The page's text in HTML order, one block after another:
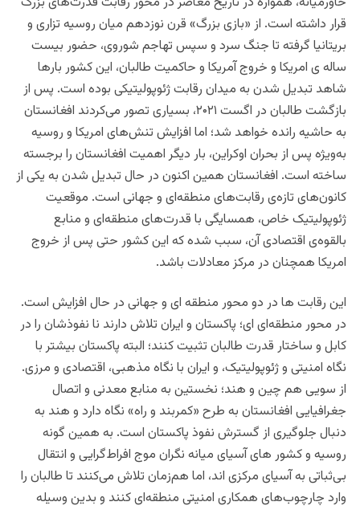
قرار داشته است. از «بازی بزرگ» قرن نوزدهم میان روسیه تزاری و
بریتانیا گرفته تا جنگ سرد و سپس تهاجم شوروی، حضور بیست‌
ساله ی امریکا و خروج آمریکا و حاکمیت طالبان، این کشور بارها
شاهد تبدیل شدن به میدان رقابت ژئوپولیتیکی بوده است. پس از
بازگشت طالبان در اگست ۲۰۲۱، بسیاری تصور می‌کردند افغانستان
به حاشیه رانده خواهد شد؛ اما افزایش تنش‌های امریکا و روسیه
به‌ویژه پس از بحران اوکراین، بار دیگر اهمیت افغانستان را برجسته
ساخته است. افغانستان همین اکنون در حال تبدیل شدن به یکی از
کانون‌های تازه‌ی رقابت‌های منطقه‌ای و جهانی است. موقعیت
ژئوپولیتیک خاص، همسایگی با قدرت‌های منطقه‌ای و منابع
بالقوه‌ی اقتصادی آن، سبب شده که این کشور حتی پس از خروج
امریکا همچنان در مرکز معادلات باشد.
این رقابت ها در دو محور منطقه ای و جهانی در حال افزایش است.
در محور منطقه‌ای ای؛ پاکستان و ایران تلاش دارند نا نفوذشان را در
کابل و ساختار قدرت طالبان تثبیت کنند؛ البته پاکستان بیشتر با
نگاه امنیتی و ژئوپولیتیک، و ایران با نگاه مذهبی، اقتصادی و مرزی.
از سویی هم چین و هند؛ نخستین به منابع معدنی و اتصال
جغرافیایی افغانستان به طرح «کمربند و راه» نگاه دارد و هند به
دنبال جلوگیری از گسترش نفوذ پاکستان است. به همین گونه
روسیه و کشور های آسیای میانه نگران موج افراط‌گرایی و انتقال
بی‌ثباتی به آسیای مرکزی اند، اما هم‌زمان تلاش می‌کنند تا طالبان را
وارد چارچوب‌های همکاری امنیتی منطقه‌ای کنند و بدین وسیله